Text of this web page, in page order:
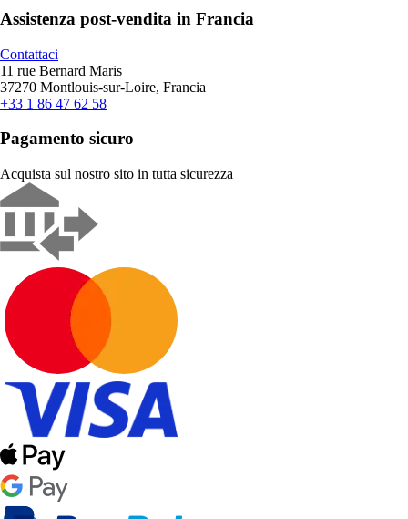
Assistenza post-vendita in Francia
Contattaci
11 rue Bernard Maris
37270 Montlouis-sur-Loire, Francia
+33 1 86 47 62 58
Pagamento sicuro
Acquista sul nostro sito in tutta sicurezza